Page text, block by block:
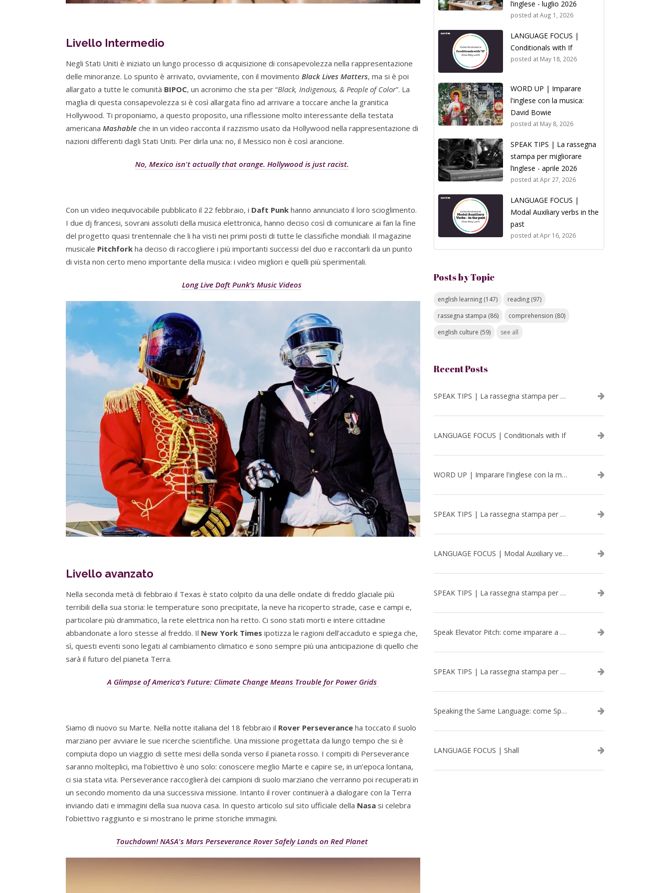
Livello Intermedio
Negli Stati Uniti è iniziato un lungo processo di acquisizione di consapevolezza nella rappresentazione
delle minoranze. Lo spunto è arrivato, ovviamente, con il movimento Black Lives Matters, ma si è poi
allargato a tutte le comunità BIPOC, un acronimo che sta per “Black, Indigenous, & People of Color”. La
maglia di questa consapevolezza si è così allargata fino ad arrivare a toccare anche la granitica
Hollywood. Ti proponiamo, a questo proposito, una riflessione molto interessante della testata
americana Mashable che in un video racconta il razzismo usato da Hollywood nella rappresentazione di
nazioni differenti dagli Stati Uniti. Per dirla una: no, il Messico non è così arancione.
No, Mexico isn't actually that orange. Hollywood is just racist.
Con un video inequivocabile pubblicato il 22 febbraio, i Daft Punk hanno annunciato il loro scioglimento.
I due dj francesi, sovrani assoluti della musica elettronica, hanno deciso così di comunicare ai fan la fine
del progetto quasi trentennale che li ha visti nei primi posti di tutte le classifiche mondiali. Il magazine
musicale Pitchfork ha deciso di raccogliere i più importanti successi del duo e raccontarli da un punto
di vista non certo meno importante della musica: i video migliori e quelli più sperimentali.
Long Live Daft Punk’s Music Videos
Livello avanzato
Nella seconda metà di febbraio il Texas è stato colpito da una delle ondate di freddo glaciale più
terribili della sua storia: le temperature sono precipitate, la neve ha ricoperto strade, case e campi e,
particolare più drammatico, la rete elettrica non ha retto. Ci sono stati morti e intere cittadine
abbandonate a loro stesse al freddo. Il New York Times ipotizza le ragioni dell’accaduto e spiega che,
sì, questi eventi sono legati al cambiamento climatico e sono sempre più una anticipazione di quello che
sarà il futuro del pianeta Terra.
A Glimpse of America’s Future: Climate Change Means Trouble for Power Grids
Siamo di nuovo su Marte. Nella notte italiana del 18 febbraio il Rover Perseverance ha toccato il suolo
marziano per avviare le sue ricerche scientifiche. Una missione progettata da lungo tempo che si è
compiuta dopo un viaggio di sette mesi della sonda verso il pianeta rosso. I compiti di Perseverance
saranno molteplici, ma l’obiettivo è uno solo: conoscere meglio Marte e capire se, in un’epoca lontana,
ci sia stata vita. Perseverance raccoglierà dei campioni di suolo marziano che verranno poi recuperati in
un secondo momento da una successiva missione. Intanto il rover continuerà a dialogare con la Terra
inviando dati e immagini della sua nuova casa. In questo articolo sul sito ufficiale della Nasa si celebra
l’obiettivo raggiunto e si mostrano le prime storiche immagini.
Touchdown! NASA's Mars Perseverance Rover Safely Lands on Red Planet
l’inglese - luglio 2026
posted atAug 1, 2026
LANGUAGE FOCUS |
Conditionals with If
posted at May 18, 2026
WORD UP | Imparare
l'inglese con la musica:
David Bowie
posted at May 8, 2026
SPEAK TIPS | La rassegna
stampa per migliorare
l’inglese - aprile 2026
posted atApr 27, 2026
LANGUAGE FOCUS |
Modal Auxiliary verbs in the
past
posted atApr 16, 2026
Posts by Topic
english learning (147) reading (97)
rassegna stampa (86) comprehension (80)
english culture (59) see all
Recent Posts
SPEAK TIPS | La rassegna stampa per migliorare l’inglese - luglio 2026
LANGUAGE FOCUS | Conditionals with If
WORD UP | Imparare l'inglese con la musica: David Bowie
SPEAK TIPS | La rassegna stampa per migliorare l’inglese - aprile 2026
LANGUAGE FOCUS | Modal Auxiliary verbs in the past
SPEAK TIPS | La rassegna stampa per migliorare l’inglese - marzo 2026
Speak Elevator Pitch: come imparare a gestire una presentazione in inglese
SPEAK TIPS | La rassegna stampa per migliorare l’inglese - febbraio 2026
Speaking the Same Language: come Speak aiuta a rafforzare i team attraverso il Team Building in inglese
LANGUAGE FOCUS | Shall